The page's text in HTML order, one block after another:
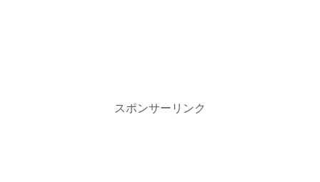
スポンサーリンク